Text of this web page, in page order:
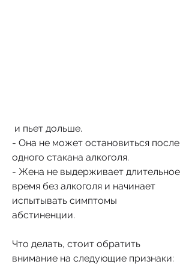
и пьет дольше.
- Она не может остановиться после
одного стакана алкоголя.
- Жена не выдерживает длительное
время без алкоголя и начинает
испытывать симптомы
абстиненции.
Что делать, стоит обратить
внимание на следующие признаки: